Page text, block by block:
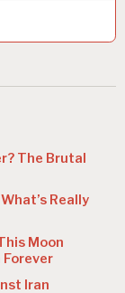
The Brutal
Really
Moon
Forever
Iran